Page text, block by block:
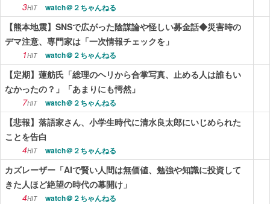
3HIT watch＠２ちゃんねる
【熊本地震】SNSで広がった陰謀論や怪しい募金話◆災害時の
デマ注意、専門家は「一次情報チェックを」
1HIT watch＠２ちゃんねる
【定期】蓮舫氏「総理のヘリから合掌写真、止める人は誰もい
なかったの？」「あまりにも愕然」
7HIT watch＠２ちゃんねる
【悲報】落語家さん、小学生時代に清水良太郎にいじめられた
ことを告白
4HIT watch＠２ちゃんねる
カズレーザー「AIで賢い人間は無価値、勉強や知識に投資して
きた人ほど絶望の時代の幕開け」
4HIT watch＠２ちゃんねる